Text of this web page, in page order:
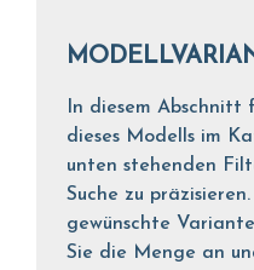
In diesem
dieses Modells im
unten stehenden
Suche zu
gewünschte
Sie die Menge an